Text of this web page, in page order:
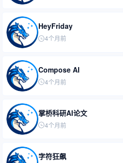
HeyFriday
4个月前
Compose AI
4个月前
掌桥科研AI论文
4个月前
字符狂飙